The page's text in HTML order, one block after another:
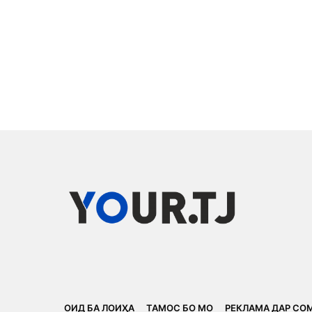
ОИД БА ЛОИҲА ТАМОС БО МО РЕКЛАМА ДАР